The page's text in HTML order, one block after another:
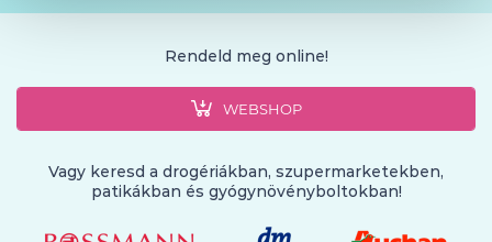
Rendeld meg online!
WEBSHOP
Vagy keresd a drogériákban, szupermarketekben,
patikákban és gyógynövényboltokban!